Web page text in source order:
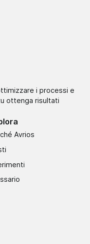
i processi e
ottenga risultati
Avrios